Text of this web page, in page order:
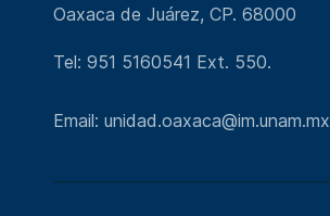
Oaxaca de Juárez, CP. 68000
Tel: 951 5160541 Ext. 550.
Email: unidad.oaxaca@im.unam.mx